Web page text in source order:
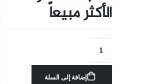
الأكثر مبيعاً
إضافة إلى السلة